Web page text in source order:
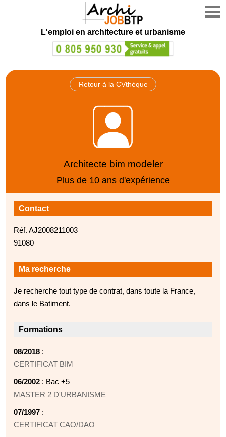
L'emploi en architecture et urbanisme
Retour à la CVthèque
Architecte bim modeler
Plus de 10 ans d'expérience
Contact
Réf. AJ2008211003
91080
Ma recherche
Je recherche tout type de contrat, dans toute la France,
dans le Batiment.
Formations
08/2018 :
CERTIFICAT BIM
06/2002 : Bac +5
MASTER 2 D'URBANISME
07/1997 :
CERTIFICAT CAO/DAO